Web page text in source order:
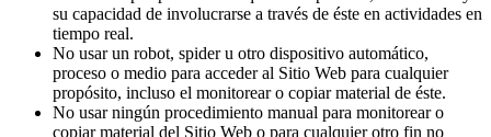
su capacidad de involucrarse a través de éste en actividades en
tiempo real.
No usar un robot, spider u otro dispositivo automático,
proceso o medio para acceder al Sitio Web para cualquier
propósito, incluso el monitorear o copiar material de éste.
No usar ningún procedimiento manual para monitorear o
copiar material del Sitio Web o para cualquier otro fin no